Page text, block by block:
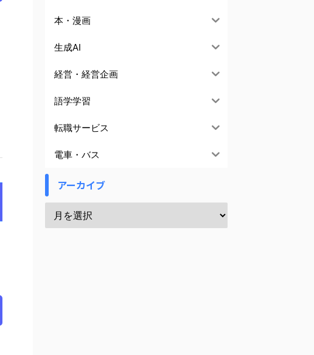
本・漫画
生成AI
経営・経営企画
語学学習
転職サービス
電車・バス
アーカイブ